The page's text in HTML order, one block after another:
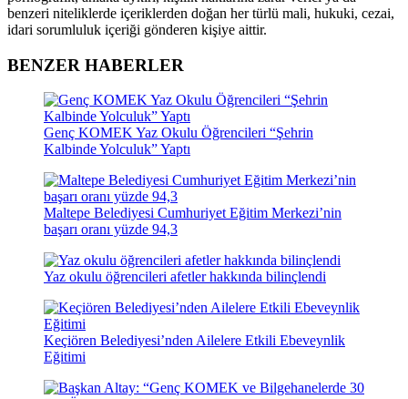
benzeri niteliklerde içeriklerden doğan her türlü mali, hukuki, cezai,
idari sorumluluk içeriği gönderen kişiye aittir.
BENZER HABERLER
Genç KOMEK Yaz Okulu Öğrencileri “Şehrin
Kalbinde Yolculuk” Yaptı
Maltepe Belediyesi Cumhuriyet Eğitim Merkezi’nin
başarı oranı yüzde 94,3
Yaz okulu öğrencileri afetler hakkında bilinçlendi
Keçiören Belediyesi’nden Ailelere Etkili Ebeveynlik
Eğitimi